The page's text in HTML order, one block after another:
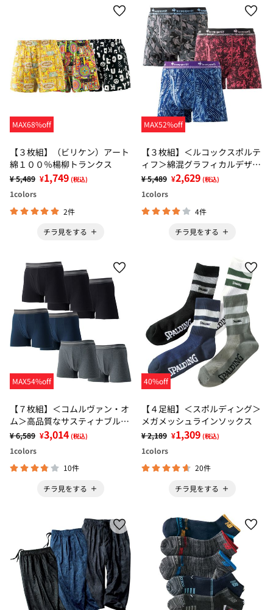
MAX68%off
【３枚組】（ビリケン）アート
綿１００％楊柳トランクス
¥ 5,489 ¥1,749 (税込)
1colors
2件
チラ見をする
MAX52%off
【３枚組】＜ルコックスポルテ
ィフ＞綿混グラフィカルデザイ
ンボクサー
¥ 5,489 ¥2,629 (税込)
1colors
4件
チラ見をする
MAX54%off
【７枚組】＜コムルヴァン・オ
ム＞高品質なサスティナブル綿
素材ボクサーパンツ
¥ 6,589 ¥3,014 (税込)
1colors
10件
チラ見をする
40%off
【４足組】＜スポルディング＞
メガメッシュラインソックス
¥ 2,189 ¥1,309 (税込)
1colors
20件
チラ見をする